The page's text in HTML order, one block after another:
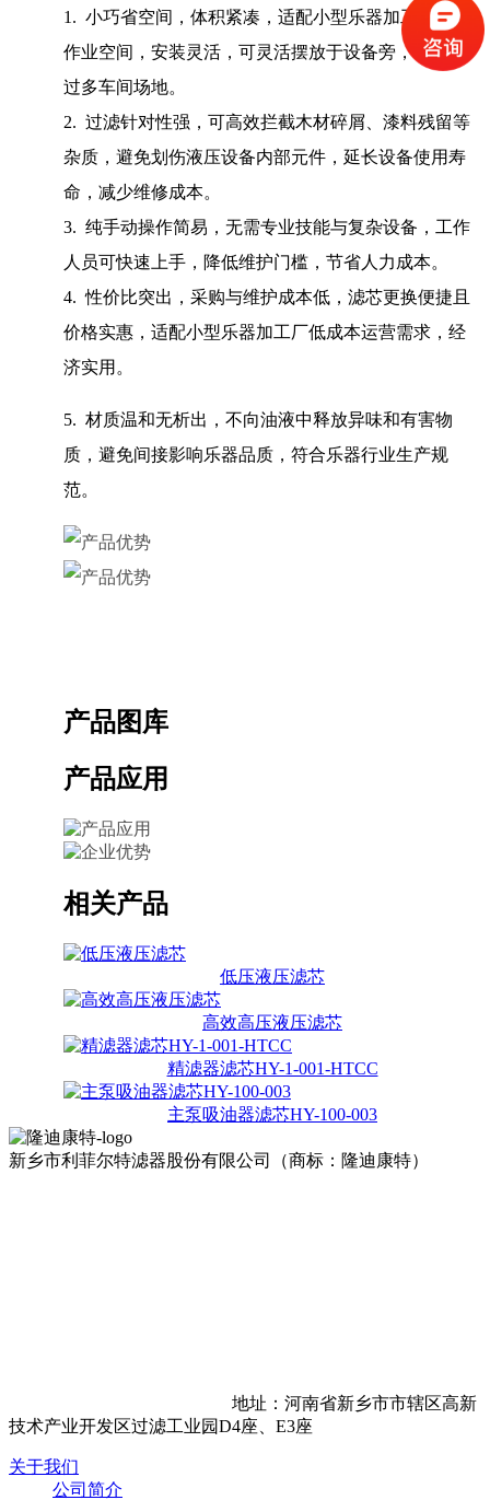
1. 小巧省空间，体积紧凑，适配小型乐器加工厂狭小
作业空间，安装灵活，可灵活摆放于设备旁，不占用
过多车间场地。
2. 过滤针对性强，可高效拦截木材碎屑、漆料残留等
杂质，避免划伤液压设备内部元件，延长设备使用寿
命，减少维修成本。
3. 纯手动操作简易，无需专业技能与复杂设备，工作
人员可快速上手，降低维护门槛，节省人力成本。
4. 性价比突出，采购与维护成本低，滤芯更换便捷且
价格实惠，适配小型乐器加工厂低成本运营需求，经
济实用。
5. 材质温和无析出，不向油液中释放异味和有害物
质，避免间接影响乐器品质，符合乐器行业生产规
范。
产品图库
产品应用
相关产品
低压液压滤芯
高效高压液压滤芯
精滤器滤芯HY-1-001-HTCC
主泵吸油器滤芯HY-100-003
新乡市利菲尔特滤器股份有限公司（商标：隆迪康特）
地址：河南省新乡市市辖区高新
技术产业开发区过滤工业园D4座、E3座
关于我们
公司简介